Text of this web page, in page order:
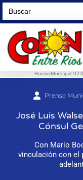
Search
for:
Horario Municipal:
Prensa
José Luis
Cónsul
Con Mario
vinculación con el